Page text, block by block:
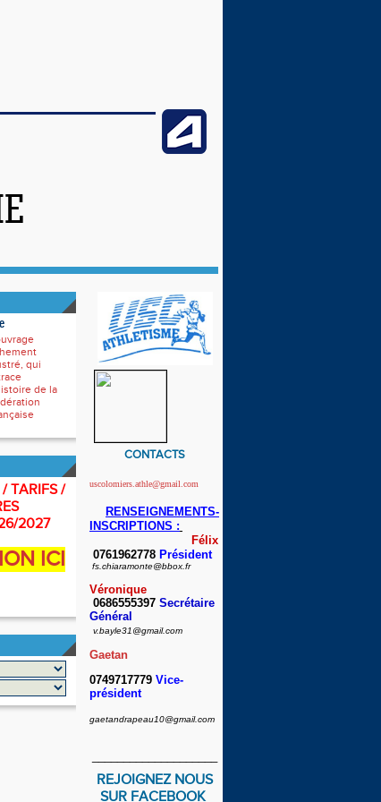
qui
de la
/ TARIFS /
2027
ICI
CONTACTS
uscolomiers.athle@gmail.com
RENSEIGNEMENTS-
INSCRIPTIONS :
Félix
0761962778 Président
fs.chiaramonte@bbox.fr
Véronique
0686555397 Secrétaire
Général
v.bayle31@gmail.com
Gaetan
0749717779 Vice-
président
gaetandrapeau10@gmail.com
REJOIGNEZ NOUS
SUR FACEBOOK